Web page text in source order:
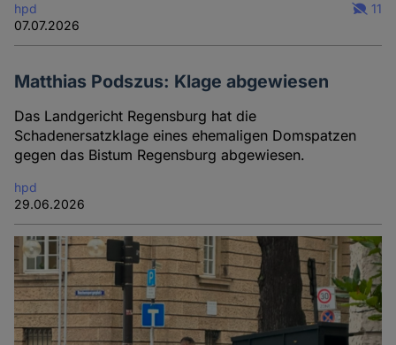
hpd
07.07.2026
11
Matthias Podszus: Klage abgewiesen
Das Landgericht Regensburg hat die
Schadenersatzklage eines ehemaligen Domspatzen
gegen das Bistum Regensburg abgewiesen.
hpd
29.06.2026